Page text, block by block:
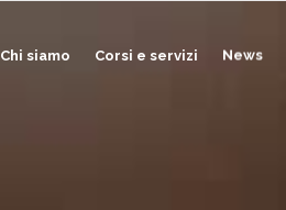
Chi siamo Corsi e servizi News